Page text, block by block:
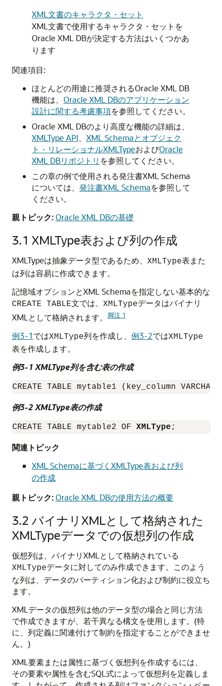
XML文書のキャラクタ・セット
XML文書で使用するキャラクタ・セットを
Oracle XML DBが決定する方法はいくつかあ
ります
関連項目:
ほとんどの用途に推奨されるOracle XML DB
機能は、 Oracle XML DBのアプリケーション
設計に関する考慮事項を参照してください。
Oracle XML DBのより高度な機能の詳細は、
XMLType API
XML Schemaとオブジェク
ト・リレーショナルXMLTypeおよびOracle
XML DBリポジトリ を参照してください。
この章の例で使用される発注書XML Schema
については、 発注書XML Schemaを参照して
ください。
親トピック:Oracle XML DBの基礎
3.1 XMLType表および列の作成
XMLTypeは抽象データ型であるため、 XMLType表また
は列は容易に作成できます。
記憶域オプションとXML Schemaを指定しない基本的な
CREATE TABLE文では、 XMLTypeデータはバイナリ
XMLとして格納されます。
脚注 1
例3-1ではXMLType列を作成し、 例3-2ではXMLType
表を作成します。
例3-1 XMLType列を含む表の作成
CREATE TABLE mytable1 (key_column
例3-2 XMLType表の作成
CREATE TABLE mytable2 OF XMLType ;
関連トピック
XML Schemaに基づくXMLType表および列
の作成
親トピック:Oracle XML DBの使用方法の概要
3.2 バイナリXMLとして格納された
XMLTypeデータでの仮想列の作成
仮想列は、バイナリXMLとして格納されている
XMLTypeデータに対してのみ作成できます。このよう
な列は、データのパーティション化および制約に役立ち
ます。
XMLデータの仮想列は他のデータ型の場合と同じ方法
で作成できますが、若干異なる構文を使用します。(特
に、列定義に関連付けて制約を指定することができませ
ん。)
XML要素または属性に基づく仮想列を作成するには、
その要素や属性を含むSQL式によって仮想列を定義しま